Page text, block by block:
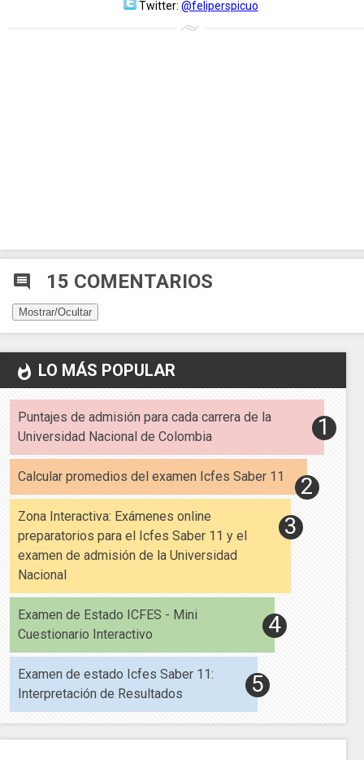
Twitter: @feliperspicuo
comment 15 COMENTARIOS
Mostrar/Ocultar
whatshot LO MÁS POPULAR
Puntajes de admisión para cada carrera de la
Universidad Nacional de Colombia
Calcular promedios del examen Icfes Saber 11
Zona Interactiva: Exámenes online
preparatorios para el Icfes Saber 11 y el
examen de admisión de la Universidad
Nacional
Examen de Estado ICFES - Mini
Cuestionario Interactivo
Examen de estado Icfes Saber 11:
Interpretación de Resultados